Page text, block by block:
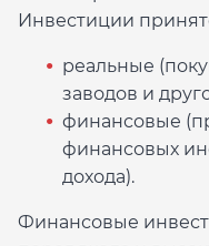
Инвестиции
реальные
заводов и
финансовые
финансовых
дохода).
Финансовые